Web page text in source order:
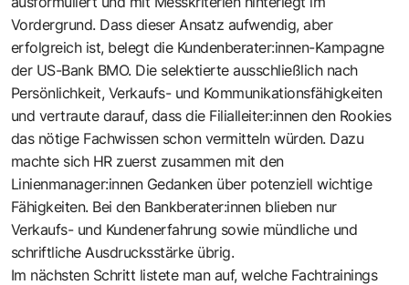
Vordergrund. Dass dieser Ansatz aufwendig, aber
erfolgreich ist, belegt die Kundenberater:innen-Kampagne
der US-Bank BMO. Die selektierte ausschließlich nach
Persönlichkeit, Verkaufs- und Kommunikationsfähigkeiten
und vertraute darauf, dass die Filialleiter:innen den Rookies
das nötige Fachwissen schon vermitteln würden. Dazu
machte sich HR zuerst zusammen mit den
Linienmanager:innen Gedanken über potenziell wichtige
Fähigkeiten. Bei den Bankberater:innen blieben nur
Verkaufs- und Kundenerfahrung sowie mündliche und
schriftliche Ausdrucksstärke übrig.
Im nächsten Schritt listete man auf, welche Fachtrainings